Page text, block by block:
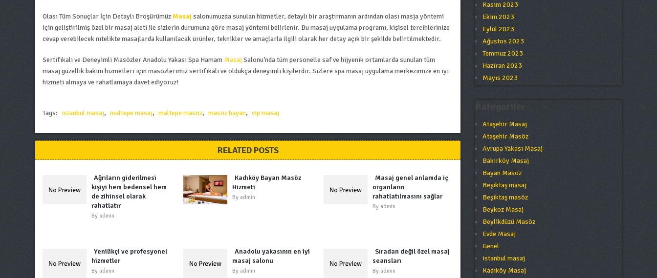
Olası Tüm Sonuçlar İçin Detaylı BroşürümüzMasajsalonumuzda sunulan hizmetler, detaylı bir araştırmanın ardından olası masja yöntemi
için geliştirilmiş özel bir masaj aleti ile sizlerin durumuna göre masaj yöntemi belirlenir. Bu masaj uygulama programı, kişisel tercihlerinize
cevap verebilecek nitelikte masajlarda kullanılacak ürünler, teknikler ve amaçlarla ilgili olarak her detay açık bir şekilde belirtilmektedir.
Sertifikalı ve Deneyimli Masözler Anadolu Yakası Spa Hamam MasajSalonu’nda tüm personelle saf ve hijyenik ortamlarda sunulan tüm
masaj güzellik bakım hizmetleri için masözlerimiz sertifikalı ve oldukça deneyimli kişilerdir. Sizlere spa masaj uygulama merkezimize en iyi
hizmeti almaya ve rahatlamaya davet ediyoruz!
Tags: istanbul masaj, maltepe masaj, maltepe masöz, masöz bayan, vip masaj
RELATED POSTS
Ağrıların giderilmesi
kişiyi hem bedensel hem
de zihinsel olarak
rahatlatır
By admin
Kadıköy Bayan Masöz
Hizmeti
By admin
Masaj genel anlamda iç
organların
rahatlatılmasını sağlar
By admin
Yenilikçi ve profesyonel
hizmetler
By admin
Anadolu yakasının en iyi
masaj salonu
By admin
Sıradan değil özel masaj
seansları
By admin
Kasım 2023
Ekim 2023
Eylül 2023
Ağustos 2023
Temmuz 2023
Haziran 2023
Mayıs 2023
Ataşehir Masaj
Ataşehir Masöz
Avrupa Yakası Masaj
Bakırköy Masaj
Bayan Masöz
Beşiktaş masaj
Beşiktaş masöz
Beykoz Masaj
Beylikdüzü Masöz
Evde Masaj
Genel
istanbul masaj
Kadıköy Masaj